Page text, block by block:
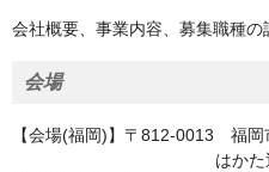
会社概要、事業内容、募集職種
会場
【会場(福岡)】〒812-0013 福
はかた近代ビル